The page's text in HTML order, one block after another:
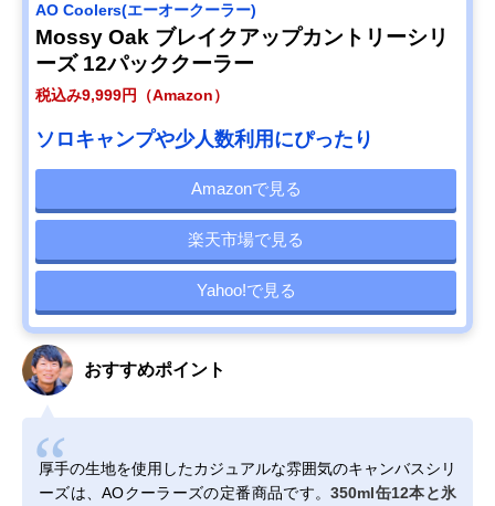
AO Coolers(エーオークーラー)
Mossy Oak ブレイクアップカントリーシリ
ーズ 12パッククーラー
税込み9,999円（Amazon）
ソロキャンプや少人数利用にぴったり
Amazonで見る
楽天市場で見る
Yahoo!で見る
おすすめポイント
厚手の生地を使用したカジュアルな雰囲気のキャンバスシリ
ーズは、AOクーラーズの定番商品です。350ml缶12本と氷